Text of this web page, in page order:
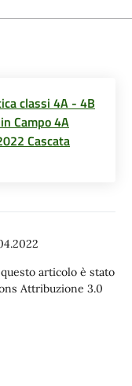
classi 4A - 4B
Campo 4A
Cascata
articolo è stato
Attribuzione 3.0